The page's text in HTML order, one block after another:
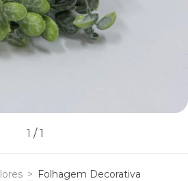
1 /1
> Folhagem Decorativa